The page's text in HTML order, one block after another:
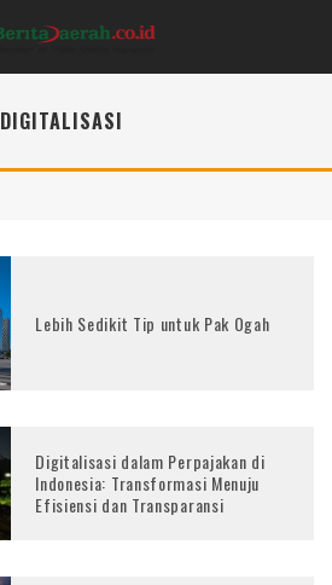
DIGITALISASI
Lebih Sedikit Tip untuk Pak Ogah
Digitalisasi dalam Perpajakan di
Indonesia: Transformasi Menuju
Efisiensi dan Transparansi